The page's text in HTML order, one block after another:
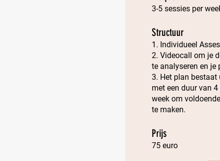
3-5 sessies per
Structuur
1. Individueel
2. Videocall om je
te analyseren en je
3. Het plan
met een duur van
week om
te maken.
Prijs
75 euro